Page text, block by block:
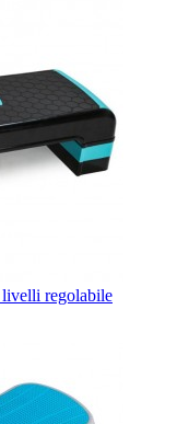
livelli regolabile